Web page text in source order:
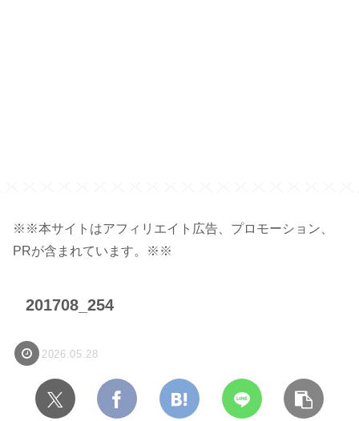
※※本サイトはアフィリエイト広告、プロモーション、
PRが含まれています。※※
201708_254
2026.05.28